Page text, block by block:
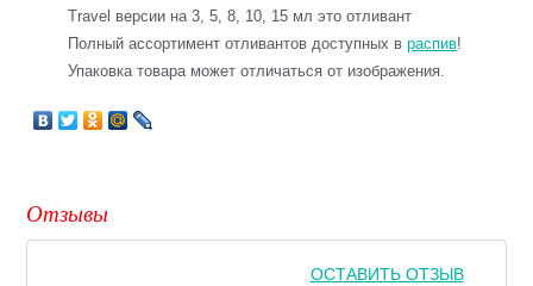
Travel версии на 3, 5, 8, 10, 15 мл это отливант
Полный ассортимент отливантов доступных враспив!
Упаковка товара может отличаться от изображения.
Отзывы
ОСТАВИТЬ ОТЗЫВ